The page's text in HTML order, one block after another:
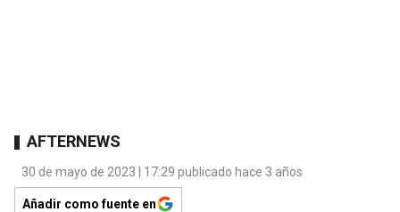
AFTERNEWS
30 de mayo de 2023 | 17:29 publicado hace 3 años
Añadir como fuente en